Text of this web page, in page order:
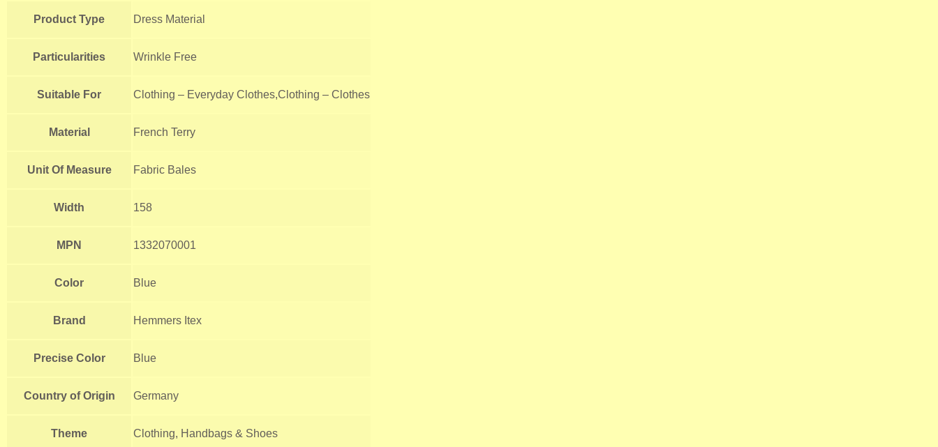
Product Type Dress Material
Particularities Wrinkle Free
Suitable For Clothing – Everyday Clothes,Clothing – Clothes
Material French Terry
Unit Of Measure Fabric Bales
Width 158
MPN 1332070001
Color Blue
Brand Hemmers Itex
Precise Color Blue
Country of Origin Germany
Theme Clothing, Handbags & Shoes